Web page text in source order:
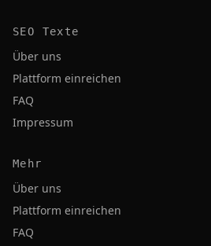
SEO Texte
Über uns
Plattform einreichen
FAQ
Impressum
Mehr
Über uns
Plattform einreichen
FAQ